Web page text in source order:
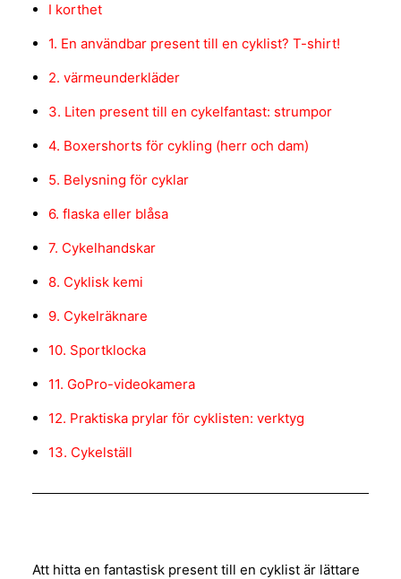
I korthet
1. En användbar present till en cyklist? T-shirt!
2. värmeunderkläder
3. Liten present till en cykelfantast: strumpor
4. Boxershorts för cykling (herr och dam)
5. Belysning för cyklar
6. flaska eller blåsa
7. Cykelhandskar
8. Cyklisk kemi
9. Cykelräknare
10. Sportklocka
11. GoPro-videokamera
12. Praktiska prylar för cyklisten: verktyg
13. Cykelställ
Att hitta en fantastisk present till en cyklist är lättare